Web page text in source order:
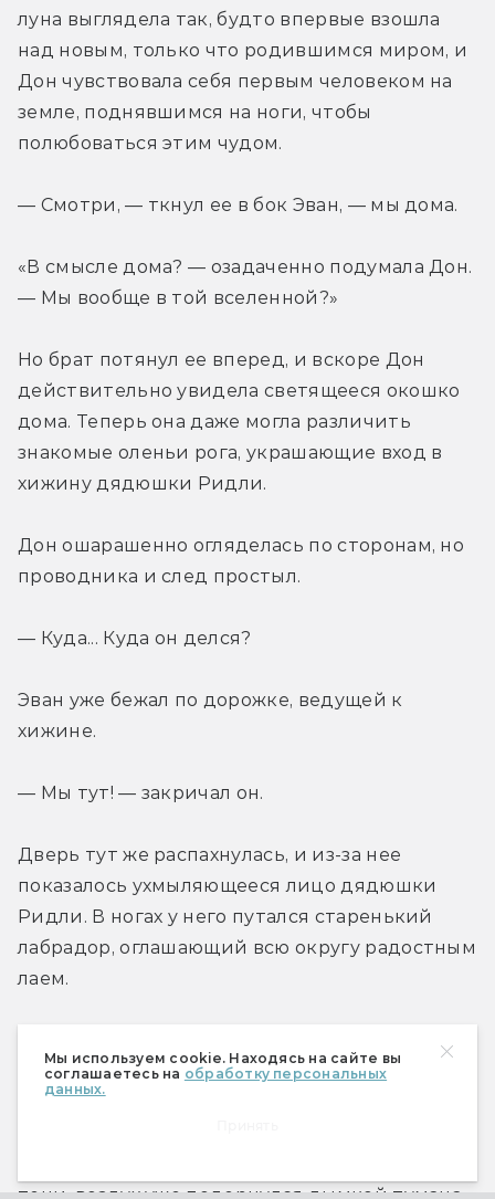
Мы используем cookie. Находясь на сайте вы
соглашаетесь на обработку персональных
данных.
луна выглядела так, будто впервые взошла
над новым, только что родившимся миром, и
Дон чувствовала себя первым человеком на
земле, поднявшимся на ноги, чтобы
полюбоваться этим чудом.
— Смотри, — ткнул ее в бок Эван, — мы дома.
«В смысле дома? — озадаченно подумала Дон.
— Мы вообще в той вселенной?»
Но брат потянул ее вперед, и вскоре Дон
действительно увидела светящееся окошко
дома. Теперь она даже могла различить
знакомые оленьи рога, украшающие вход в
хижину дядюшки Ридли.
Дон ошарашенно огляделась по сторонам, но
проводника и след простыл.
— Куда... Куда он делся?
Эван уже бежал по дорожке, ведущей к
хижине.
— Мы тут! — закричал он.
Дверь тут же распахнулась, и из-за нее
показалось ухмыляющееся лицо дядюшки
Ридли. В ногах у него путался старенький
лабрадор, оглашающий всю округу радостным
лаем.
ответ. — Я знал, что вы найдете дорогу домой!
тени, воздух уже подернулся дымкой тумана.